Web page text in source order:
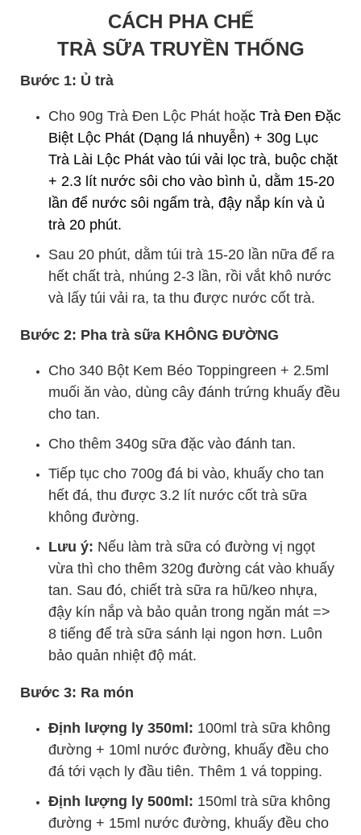
CÁCH PHA CHẾ
TRÀ SỮA TRUYỀN THỐNG
Bước 1: Ủ trà
Cho 90g Trà Đen Lộc Phát hoặc Trà Đen Đặc
Biệt Lộc Phát (Dạng lá nhuyễn) + 30g Lục
Trà Lài Lộc Phát vào túi vải lọc trà, buộc chặt
+ 2.3 lít nước sôi cho vào bình ủ, dằm 15-20
lần để nước sôi ngấm trà, đậy nắp kín và ủ
trà 20 phút.
Sau 20 phút, dằm túi trà 15-20 lần nữa để ra
hết chất trà, nhúng 2-3 lần, rồi vắt khô nước
và lấy túi vải ra, ta thu được nước cốt trà.
Bước 2: Pha trà sữa KHÔNG ĐƯỜNG
Cho 340 Bột Kem Béo Toppingreen + 2.5ml
muối ăn vào, dùng cây đánh trứng khuấy đều
cho tan.
Cho thêm 340g sữa đặc vào đánh tan.
Tiếp tục cho 700g đá bi vào, khuấy cho tan
hết đá, thu được 3.2 lít nước cốt trà sữa
không đường.
Lưu ý: Nếu làm trà sữa có đường vị ngọt
vừa thì cho thêm 320g đường cát vào khuấy
tan. Sau đó, chiết trà sữa ra hũ/keo nhựa,
đậy kín nắp và bảo quản trong ngăn mát =>
8 tiếng để trà sữa sánh lại ngon hơn. Luôn
bảo quản nhiệt độ mát.
Bước 3: Ra món
Định lượng ly 350ml: 100ml trà sữa không
đường + 10ml nước đường, khuấy đều cho
đá tới vạch ly đầu tiên. Thêm 1 vá topping.
Định lượng ly 500ml: 150ml trà sữa không
đường + 15ml nước đường, khuấy đều cho